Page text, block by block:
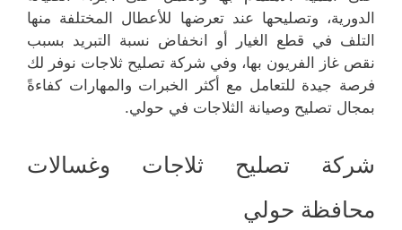
الدورية، وتصليحها عند تعرضها للأعطال المختلفة منها
التلف في قطع الغيار أو انخفاض نسبة التبريد بسبب
نقص غاز الفريون بها، وفي شركة تصليح ثلاجات نوفر لك
فرصة جيدة للتعامل مع أكثر الخبرات والمهارات كفاءةً
بمجال تصليح وصيانة الثلاجات في حولي.
شركة تصليح ثلاجات وغسالات
محافظة حولي